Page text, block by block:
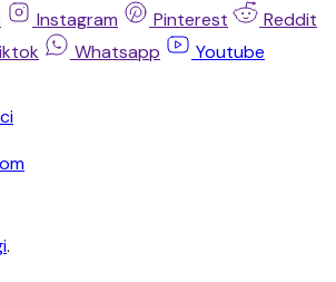
Instagram Pinterest
Reddit
Whatsapp
Youtube
.